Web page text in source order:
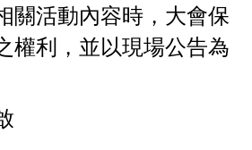
關活動內容時，大會保
權利，並以現場公告為